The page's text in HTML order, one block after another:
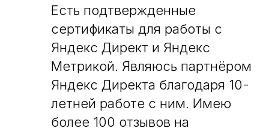
Есть подтвержденные
сертификаты для работы с
Яндекс Директ и Яндекс
Метрикой. Являюсь партнёром
Яндекс Директа благодаря 10-
летней работе с ним. Имею
более 100 отзывов на